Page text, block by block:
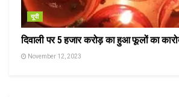
यूपी
दिवाली पर 5 हजार करोड़ का हुआ फूलों का
November 12, 2023